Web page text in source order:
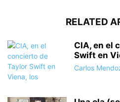
RELATED
CIA, en el
Swift en
Carlos